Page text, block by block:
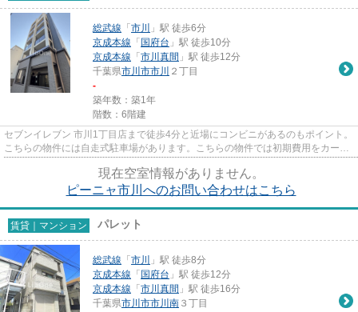
総武線 「 市川
」駅 徒歩6分
京成本線 「 国府台 」駅 徒歩10分
京成本線 「 市川真間 」駅 徒歩12分
千葉県市川市市川 ２丁目
-
築年数：築1年
階数：6階建
セブンイレブン 市川1丁目店まで徒歩4分と近場にコンビニがあるのもポイント。
こちらの物件には自走式駐車場があります。こちらの物件では初期費用をカード
現在空室情報がありません。
ピーニャ市川へのお問い合わせはこちら
賃貸｜マンション パレット
総武線 「 市川
」駅 徒歩8分
京成本線 「 国府台 」駅 徒歩12分
京成本線 「 市川真間 」駅 徒歩16分
千葉県市川市市川南 ３丁目